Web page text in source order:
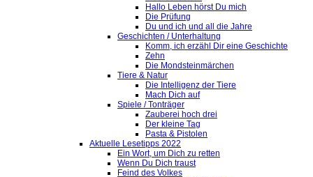
Hallo Leben hörst Du mich
Die Prüfung
Du und ich und all die Jahre
Geschichten / Unterhaltung
Komm, ich erzähl Dir eine Geschichte
Zehn
Die Mondsteinmärchen
Tiere & Natur
Die Intelligenz der Tiere
Mach Dich auf
Spiele / Tonträger
Zauberei hoch drei
Der kleine Tag
Pasta & Pistolen
Aktuelle Lesetipps 2022
Ein Wort, um Dich zu retten
Wenn Du Dich traust
Feind des Volkes